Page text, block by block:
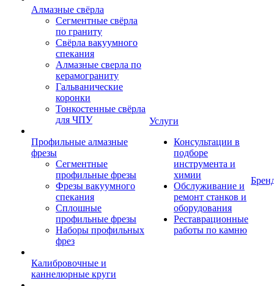
Алмазные свёрла
Сегментные свёрла
по граниту
Свёрла вакуумного
спекания
Алмазные сверла по
керамограниту
Гальванические
коронки
Тонкостенные свёрла
для ЧПУ
Профильные алмазные
фрезы
Сегментные
профильные фрезы
Фрезы вакуумного
спекания
Сплошные
профильные фрезы
Наборы профильных
фрез
Калибровочные и
каннелюрные круги
Услуги
Консультации в
подборе
инструмента и
химии
Обслуживание и
ремонт станков и
оборудования
Реставрационные
работы по камню